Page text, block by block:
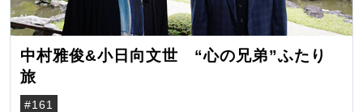
中村雅俊&小日向文世 “心の兄弟”ふたり
旅
#161